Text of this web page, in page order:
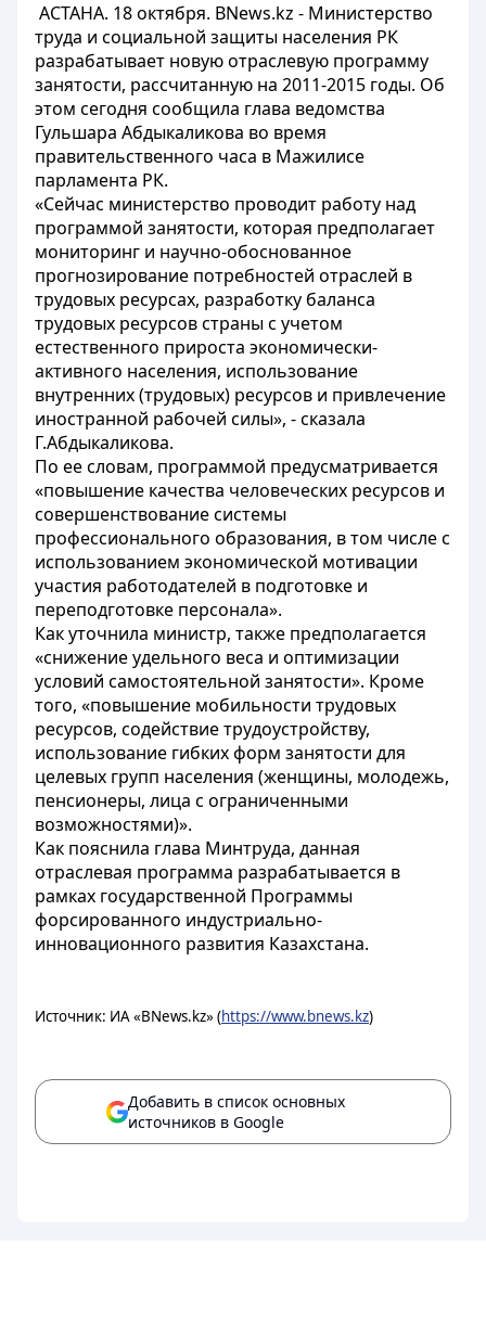
АСТАНА. 18 октября. BNews.kz - Министерство
труда и социальной защиты населения РК
разрабатывает новую отраслевую программу
занятости, рассчитанную на 2011-2015 годы. Об
этом сегодня сообщила глава ведомства
Гульшара Абдыкаликова во время
правительственного часа в Мажилисе
парламента РК.
«Сейчас министерство проводит работу над
программой занятости, которая предполагает
мониторинг и научно-обоснованное
прогнозирование потребностей отраслей в
трудовых ресурсах, разработку баланса
трудовых ресурсов страны с учетом
естественного прироста экономически-
активного населения, использование
внутренних (трудовых) ресурсов и привлечение
иностранной рабочей силы», - сказала
Г.Абдыкаликова.
По ее словам, программой предусматривается
«повышение качества человеческих ресурсов и
совершенствование системы
профессионального образования, в том числе с
использованием экономической мотивации
участия работодателей в подготовке и
переподготовке персонала».
Как уточнила министр, также предполагается
«снижение удельного веса и оптимизации
условий самостоятельной занятости». Кроме
того, «повышение мобильности трудовых
ресурсов, содействие трудоустройству,
использование гибких форм занятости для
целевых групп населения (женщины, молодежь,
пенсионеры, лица с ограниченными
возможностями)».
Как пояснила глава Минтруда, данная
отраслевая программа разрабатывается в
рамках государственной Программы
форсированного индустриально-
инновационного развития Казахстана.
Источник: ИА «BNews.kz» (https://www.bnews.kz)
Добавить в список основных
источников в Google